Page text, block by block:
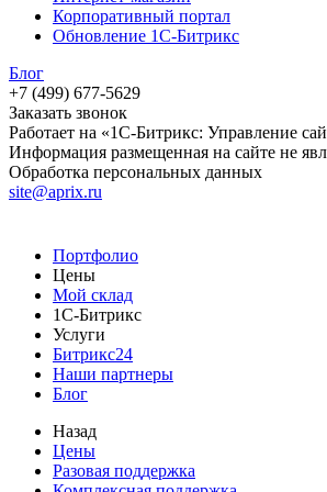
Корпоративный портал
Обновление 1С-Битрикс
Блог
+7 (499) 677-5629
Заказать звонок
Работает на «1С-Битрикс: Управление
Информация размещенная на сайте не
Обработка персональных данных
site@aprix.ru
Портфолио
Цены
Мой склад
1С-Битрикс
Услуги
Битрикс24
Наши партнеры
Блог
Назад
Цены
Разовая поддержка